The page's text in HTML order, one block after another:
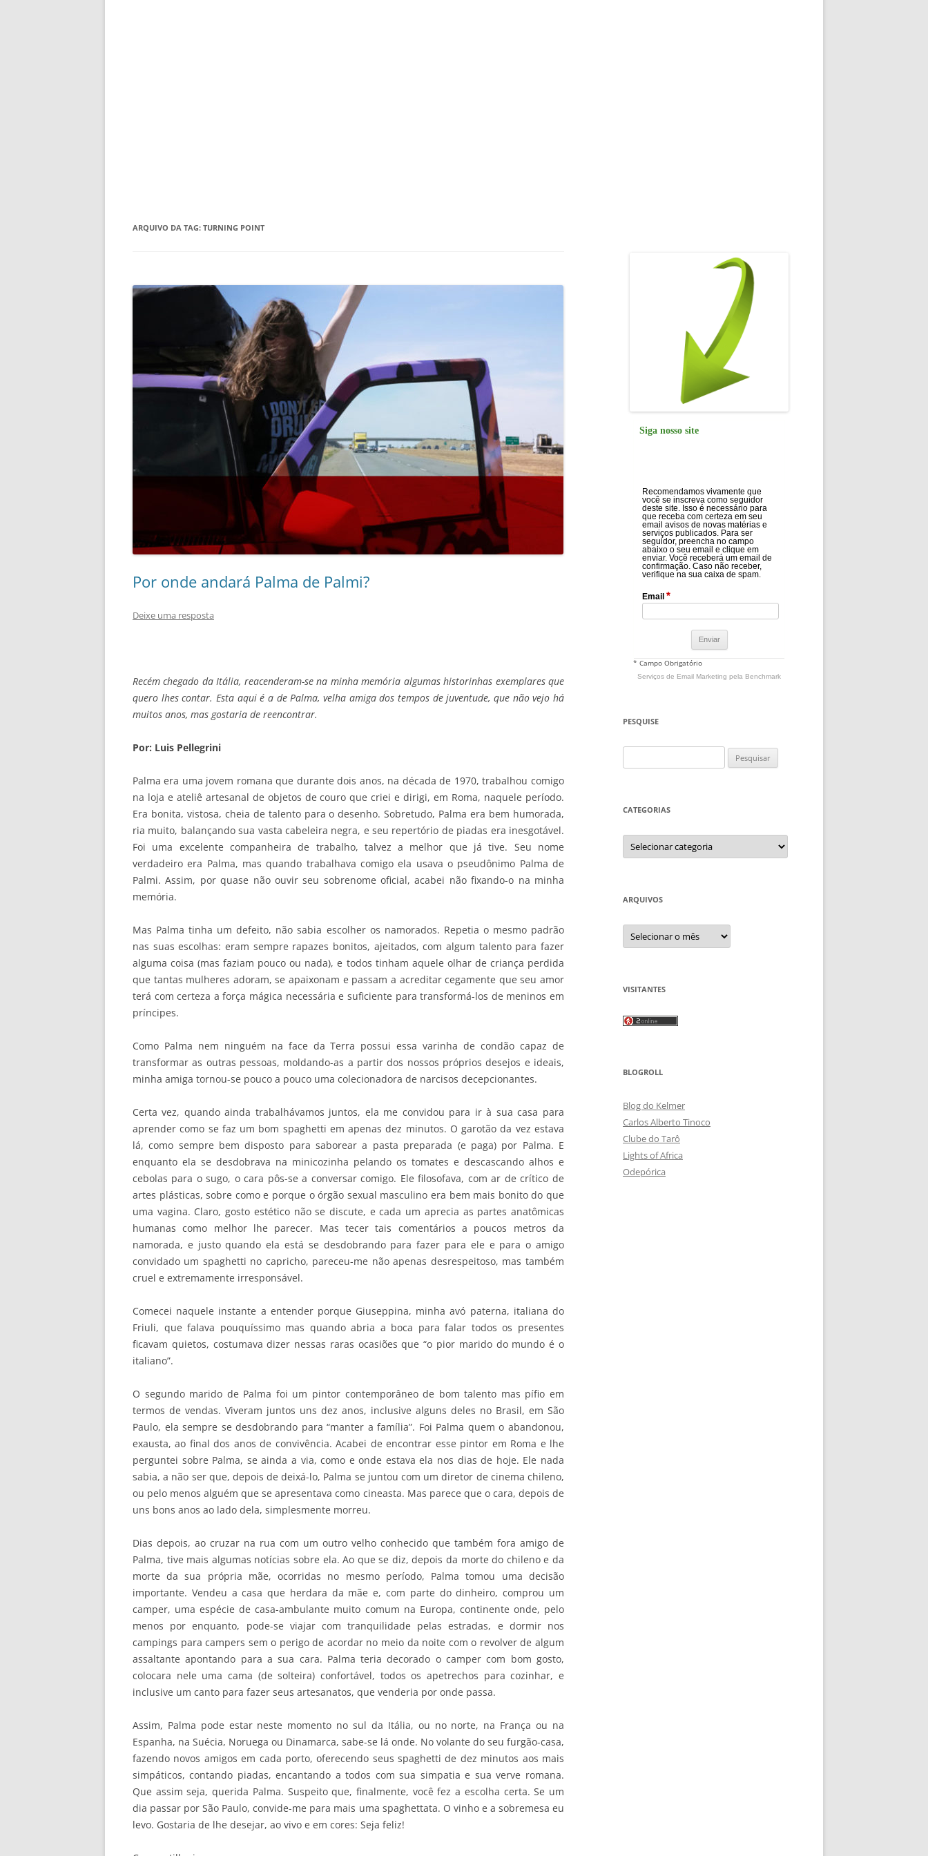
ARQUIVO DA TAG: TURNING POINT
Por onde andará Palma de Palmi?
Deixe uma resposta
Recém chegado da Itália, reacenderam-se na minha memória algumas historinhas exemplares que
quero lhes contar. Esta aqui é a de Palma, velha amiga dos tempos de juventude, que não vejo há
muitos anos, mas gostaria de reencontrar.
Por: Luis Pellegrini
Palma era uma jovem romana que durante dois anos, na década de 1970, trabalhou comigo
na loja e ateliê artesanal de objetos de couro que criei e dirigi, em Roma, naquele período.
Era bonita, vistosa, cheia de talento para o desenho. Sobretudo, Palma era bem humorada,
ria muito, balançando sua vasta cabeleira negra, e seu repertório de piadas era inesgotável.
Foi uma excelente companheira de trabalho, talvez a melhor que já tive. Seu nome
verdadeiro era Palma, mas quando trabalhava comigo ela usava o pseudônimo Palma de
Palmi. Assim, por quase não ouvir seu sobrenome oficial, acabei não fixando-o na minha
memória.
Mas Palma tinha um defeito, não sabia escolher os namorados. Repetia o mesmo padrão
nas suas escolhas: eram sempre rapazes bonitos, ajeitados, com algum talento para fazer
alguma coisa (mas faziam pouco ou nada), e todos tinham aquele olhar de criança perdida
que tantas mulheres adoram, se apaixonam e passam a acreditar cegamente que seu amor
terá com certeza a força mágica necessária e suficiente para transformá-los de meninos em
príncipes.
Como Palma nem ninguém na face da Terra possui essa varinha de condão capaz de
transformar as outras pessoas, moldando-as a partir dos nossos próprios desejos e ideais,
minha amiga tornou-se pouco a pouco uma colecionadora de narcisos decepcionantes.
Certa vez, quando ainda trabalhávamos juntos, ela me convidou para ir à sua casa para
aprender como se faz um bom spaghetti em apenas dez minutos. O garotão da vez estava
lá, como sempre bem disposto para saborear a pasta preparada (e paga) por Palma. E
enquanto ela se desdobrava na minicozinha pelando os tomates e descascando alhos e
cebolas para o sugo, o cara pôs-se a conversar comigo. Ele filosofava, com ar de crítico de
artes plásticas, sobre como e porque o órgão sexual masculino era bem mais bonito do que
uma vagina. Claro, gosto estético não se discute, e cada um aprecia as partes anatômicas
humanas como melhor lhe parecer. Mas tecer tais comentários a poucos metros da
namorada, e justo quando ela está se desdobrando para fazer para ele e para o amigo
convidado um spaghetti no capricho, pareceu-me não apenas desrespeitoso, mas também
cruel e extremamente irresponsável.
Comecei naquele instante a entender porque Giuseppina, minha avó paterna, italiana do
Friuli, que falava pouquíssimo mas quando abria a boca para falar todos os presentes
ficavam quietos, costumava dizer nessas raras ocasiões que “o pior marido do mundo é o
italiano”.
O segundo marido de Palma foi um pintor contemporâneo de bom talento mas pífio em
termos de vendas. Viveram juntos uns dez anos, inclusive alguns deles no Brasil, em São
Paulo, ela sempre se desdobrando para “manter a família”. Foi Palma quem o abandonou,
exausta, ao final dos anos de convivência. Acabei de encontrar esse pintor em Roma e lhe
perguntei sobre Palma, se ainda a via, como e onde estava ela nos dias de hoje. Ele nada
sabia, a não ser que, depois de deixá-lo, Palma se juntou com um diretor de cinema chileno,
ou pelo menos alguém que se apresentava como cineasta. Mas parece que o cara, depois de
uns bons anos ao lado dela, simplesmente morreu.
Dias depois, ao cruzar na rua com um outro velho conhecido que também fora amigo de
Palma, tive mais algumas notícias sobre ela. Ao que se diz, depois da morte do chileno e da
morte da sua própria mãe, ocorridas no mesmo período, Palma tomou uma decisão
importante. Vendeu a casa que herdara da mãe e, com parte do dinheiro, comprou um
camper, uma espécie de casa-ambulante muito comum na Europa, continente onde, pelo
menos por enquanto, pode-se viajar com tranquilidade pelas estradas, e dormir nos
campings para campers sem o perigo de acordar no meio da noite com o revolver de algum
assaltante apontando para a sua cara. Palma teria decorado o camper com bom gosto,
colocara nele uma cama (de solteira) confortável, todos os apetrechos para cozinhar, e
inclusive um canto para fazer seus artesanatos, que venderia por onde passa.
Assim, Palma pode estar neste momento no sul da Itália, ou no norte, na França ou na
Espanha, na Suécia, Noruega ou Dinamarca, sabe-se lá onde. No volante do seu furgão-casa,
fazendo novos amigos em cada porto, oferecendo seus spaghetti de dez minutos aos mais
simpáticos, contando piadas, encantando a todos com sua simpatia e sua verve romana.
Que assim seja, querida Palma. Suspeito que, finalmente, você fez a escolha certa. Se um
dia passar por São Paulo, convide-me para mais uma spaghettata. O vinho e a sobremesa eu
levo. Gostaria de lhe desejar, ao vivo e em cores: Seja feliz!
Siga nosso site
Recomendamos vivamente que
você se inscreva como seguidor
deste site. Isso é necessário para
que receba com certeza em seu
email avisos de novas matérias e
serviços publicados. Para ser
seguidor, preencha no campo
abaixo o seu email e clique em
enviar. Você receberá um email de
confirmação. Caso não receber,
verifique na sua caixa de spam.
Email *
* Campo Obrigatório
Serviços de Email Marketing pela Benchmark
PESQUISE
por:
CATEGORIAS
Categorias
ARQUIVOS
Arquivos
VISITANTES
BLOGROLL
Blog do Kelmer
Carlos Alberto Tinoco
Clube do Tarô
Lights of Africa
Odepórica